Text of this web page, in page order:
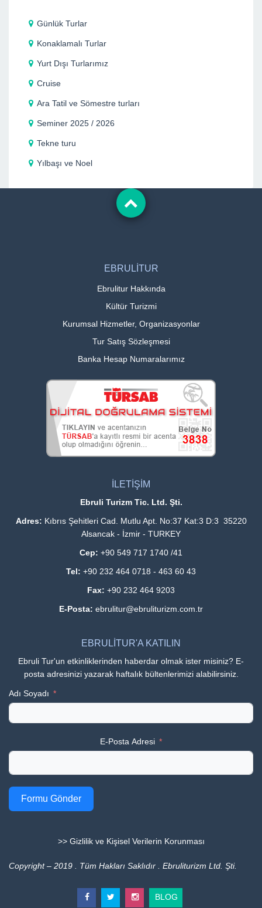
Günlük Turlar
Konaklamalı Turlar
Yurt Dışı Turlarımız
Cruise
Ara Tatil ve Sömestre turları
Seminer 2025 / 2026
Tekne turu
Yılbaşı ve Noel
EBRULİTUR
Ebrulitur Hakkında
Kültür Turizmi
Kurumsal Hizmetler, Organizasyonlar
Tur Satış Sözleşmesi
Banka Hesap Numaralarımız
İLETİŞİM
Ebruli Turizm Tic. Ltd. Şti.
Adres: Kıbrıs Şehitleri Cad. Mutlu Apt. No:37 Kat:3 D:3 35220
Alsancak - İzmir - TURKEY
Cep: +90 549 717 1740 /41
Tel: +90 232 464 0718 - 463 60 43
Fax: +90 232 464 9203
E-Posta: ebrulitur@ebruliturizm.com.tr
EBRULİTUR'A KATILIN
Ebruli Tur'un etkinliklerinden haberdar olmak ister misiniz? E-
posta adresinizi yazarak haftalık bültenlerimizi alabilirsiniz.
Adı Soyadı
E-Posta Adresi
Formu Gönder
>> Gizlilik ve Kişisel Verilerin Korunması
Copyright – 2019 . Tüm Hakları Saklıdır . Ebruliturizm Ltd. Şti.
BLOG